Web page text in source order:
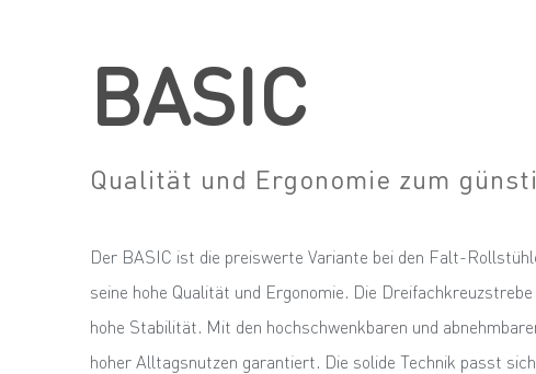
BASIC
Qualität und Ergonomie zum
Der BASIC ist die preiswerte Variante bei den Falt-
seine hohe Qualität und Ergonomie. Die
hohe Stabilität. Mit den hochschwenkbaren und
hoher Alltagsnutzen garantiert. Die solide Technik passt